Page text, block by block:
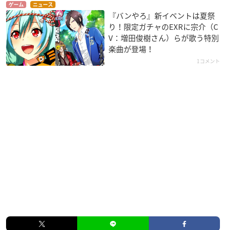
ゲーム ニュース
『バンやろ』新イベントは夏祭
り！限定ガチャのEXRに宗介（C
V：増田俊樹さん）らが歌う特別
楽曲が登場！
1コメント